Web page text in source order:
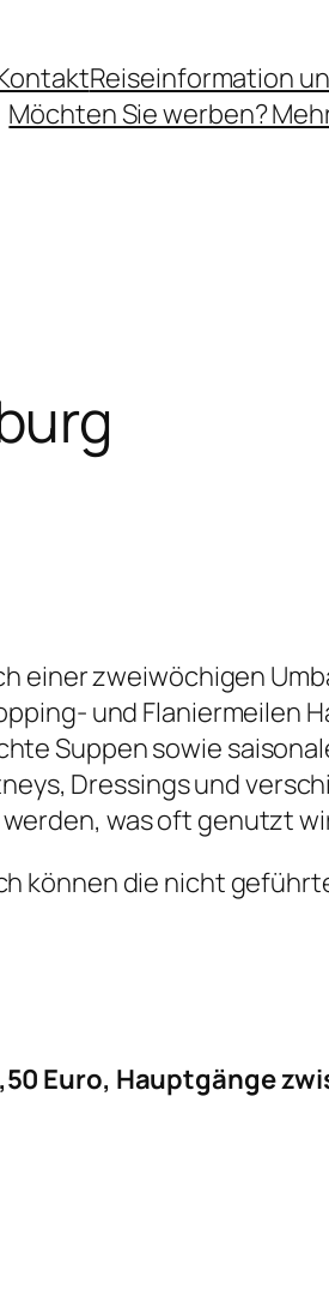
Reiseinformation
Möchten Sie werben?
einer zweiwöchigen
und Flaniermeilen
Suppen sowie
Dressings und
was oft genutzt
können die nicht
Euro, Hauptgänge